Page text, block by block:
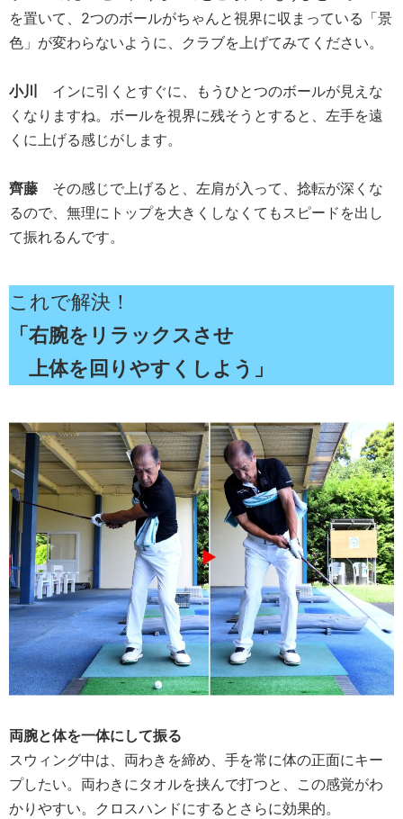
を置いて、2つのボールがちゃんと視界に収まっている「景
色」が変わらないように、クラブを上げてみてください。
小川
インに引くとすぐに、もうひとつのボールが見えな
くなりますね。ボールを視界に残そうとすると、左手を遠
くに上げる感じがします。
齊藤 その感じで上げると、左肩が入って、捻転が深くな
るので、無理にトップを大きくしなくてもスピードを出し
て振れるんです。
これで解決！
「右腕をリラックスさせ
上体を回りやすくしよう」
両腕と体を一体にして振る
スウィング中は、両わきを締め、手を常に体の正面にキー
プしたい。両わきにタオルを挟んで打つと、この感覚がわ
かりやすい。クロスハンドにするとさらに効果的。